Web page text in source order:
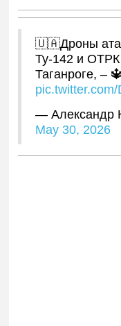
🇺🇦Дроны
Ту-142 и
Таганроге, –
— Александр
May 30, 2026